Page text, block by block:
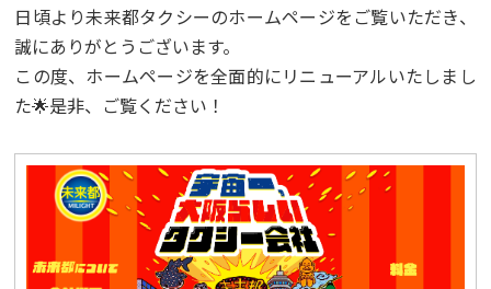
日頃より未来都タクシーのホームページをご覧いただき、
誠にありがとうございます。
この度、ホームページを全面的にリニューアルいたしまし
た🌟是非、ご覧ください！